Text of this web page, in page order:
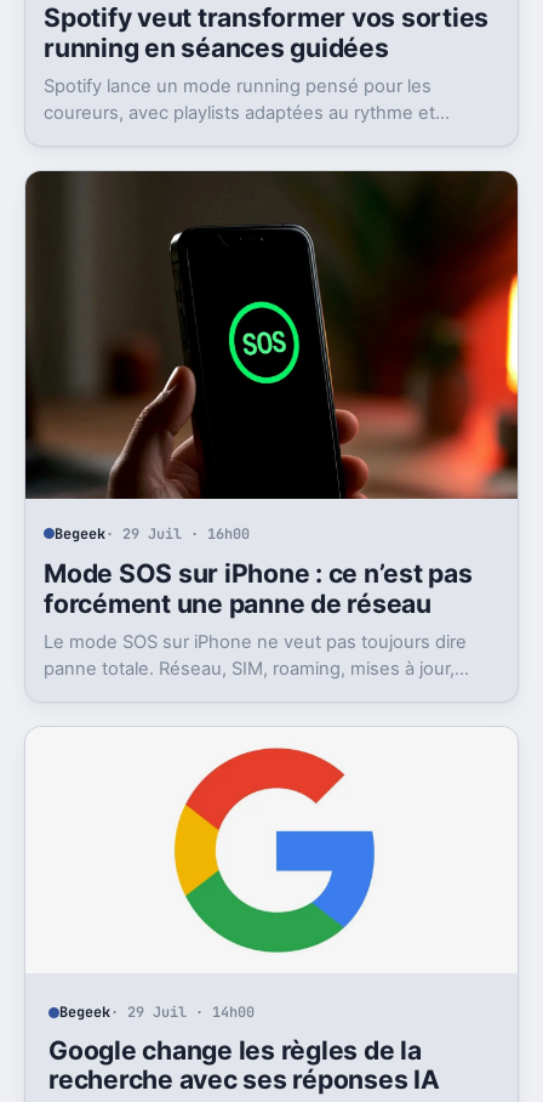
Spotify veut transformer vos sorties
running en séances guidées
Spotify lance un mode running pensé pour les
coureurs, avec playlists adaptées au rythme et
Begeek· 29 Juil · 16h00
Mode SOS sur iPhone : ce n’est pas
forcément une panne de réseau
Le mode SOS sur iPhone ne veut pas toujours dire
panne totale. Réseau, SIM, roaming, mises à jour,
Begeek· 29 Juil · 14h00
Google change les règles de la
recherche avec ses réponses IA